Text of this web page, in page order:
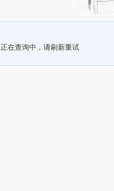
正在查询中，请刷新重试